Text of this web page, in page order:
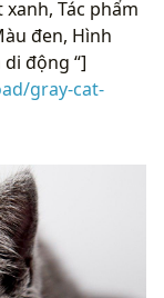
Tác phẩm
đen, Hình
động “]
gray-cat-